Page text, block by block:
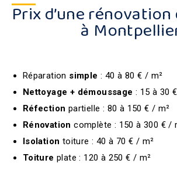
Prix d’une
à
Réparation simple : 40 à 80 € / m²
Nettoyage + démoussage : 15 à 30
Réfection partielle : 80 à 150 € / m²
Rénovation complète : 150 à 300 € /
Isolation toiture : 40 à 70 € / m²
Toiture plate : 120 à 250 € / m²